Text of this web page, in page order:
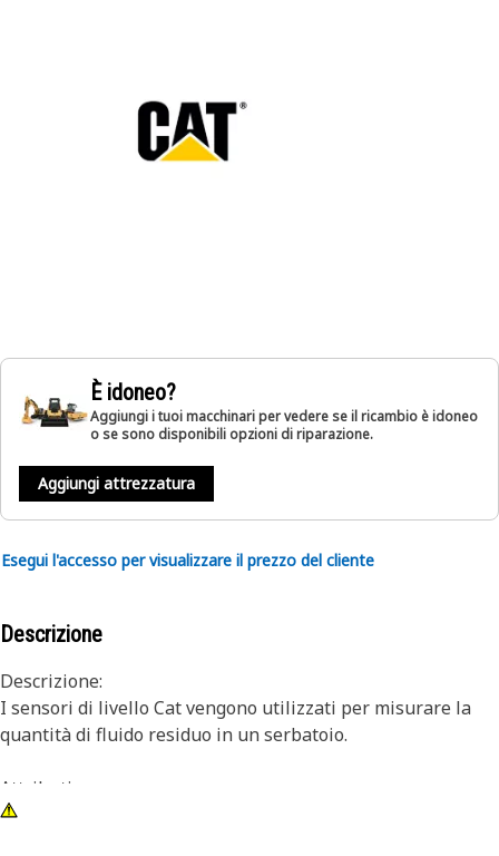
È idoneo?
Aggiungi i tuoi macchinari per vedere se il ricambio è idoneo
o se sono disponibili opzioni di riparazione.
Aggiungi attrezzatura
Esegui l'accesso per visualizzare il prezzo del cliente
Descrizione
Descrizione:
I sensori di livello Cat vengono utilizzati per misurare la
quantità di fluido residuo in un serbatoio.
Attributi:
• Sensore di livello del carburante